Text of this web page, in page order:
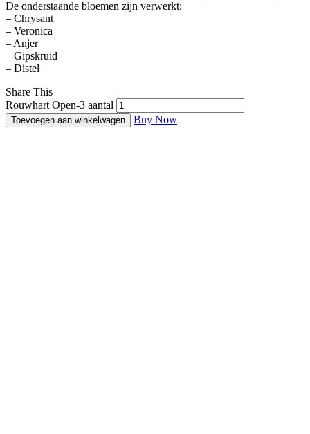
De onderstaande bloemen zijn verwerkt:
– Chrysant
– Veronica
– Anjer
– Gipskruid
– Distel
Share This
Rouwhart Open-3 aantal
Toevoegen aan winkelwagen Buy Now